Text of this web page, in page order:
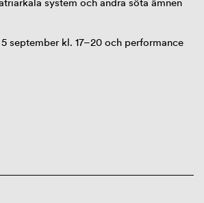
september kl. 17–20 och performance